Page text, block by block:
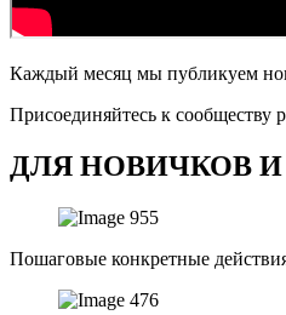
Каждый месяц мы публикуем
Присоединяйтесь к сообществу
ДЛЯ НОВИЧКОВ
Пошаговые конкретные